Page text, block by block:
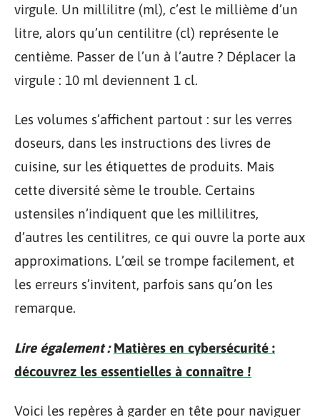
virgule. Un millilitre (ml), c’est le millième d’un
litre, alors qu’un centilitre (cl) représente le
centième. Passer de l’un à l’autre ? Déplacer la
virgule : 10 ml deviennent 1 cl.
Les volumes s’affichent partout : sur les verres
doseurs, dans les instructions des livres de
cuisine, sur les étiquettes de produits. Mais
cette diversité sème le trouble. Certains
ustensiles n’indiquent que les millilitres,
d’autres les centilitres, ce qui ouvre la porte aux
approximations. L’œil se trompe facilement, et
les erreurs s’invitent, parfois sans qu’on les
remarque.
Lire également : Matières en cybersécurité :
découvrez les essentielles à connaître !
Voici les repères à garder en tête pour naviguer